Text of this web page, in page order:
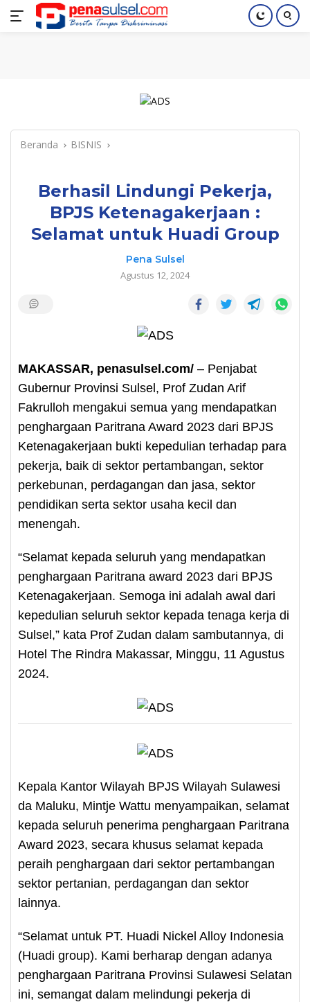
Langsung
Home Nasional Pendidikan Index
Beranda BISNIS
Berhasil Lindungi Pekerja,
BPJS Ketenagakerjaan :
Selamat untuk Huadi Group
Pena Sulsel
Agustus 12, 2024
MAKASSAR, penasulsel.com/ – Penjabat
Gubernur Provinsi Sulsel, Prof Zudan Arif
Fakrulloh mengakui semua yang mendapatkan
penghargaan Paritrana Award 2023 dari BPJS
Ketenagakerjaan bukti kepedulian terhadap para
pekerja, baik di sektor pertambangan, sektor
perkebunan, perdagangan dan jasa, sektor
pendidikan serta sektor usaha kecil dan
menengah.
“Selamat kepada seluruh yang mendapatkan
penghargaan Paritrana award 2023 dari BPJS
Ketenagakerjaan. Semoga ini adalah awal dari
kepedulian seluruh sektor kepada tenaga kerja di
Sulsel,” kata Prof Zudan dalam sambutannya, di
Hotel The Rindra Makassar, Minggu, 11 Agustus
2024.
Kepala Kantor Wilayah BPJS Wilayah Sulawesi
da Maluku, Mintje Wattu menyampaikan, selamat
kepada seluruh penerima penghargaan Paritrana
Award 2023, secara khusus selamat kepada
peraih penghargaan dari sektor pertambangan
sektor pertanian, perdagangan dan sektor
lainnya.
“Selamat untuk PT. Huadi Nickel Alloy Indonesia
(Huadi group). Kami berharap dengan adanya
penghargaan Paritrana Provinsi Sulawesi Selatan
ini, semangat dalam melindungi pekerja di